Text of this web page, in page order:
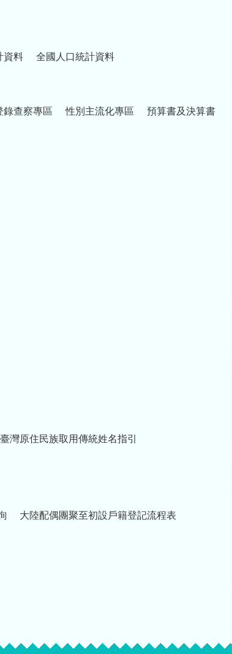
資料 全國人口統計資料
錄查察專區 性別主流化專區 預算書及決算書
臺灣原住民族取用傳統姓名指引
大陸配偶團聚至初設戶籍登記流程表